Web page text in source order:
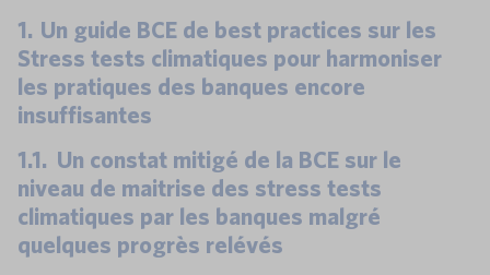
1. Un guide BCE de best practices sur les
Stress tests climatiques pour harmoniser
les pratiques des banques encore
insuffisantes
1.1. Un constat mitigé de la BCE sur le
niveau de maitrise des stress tests
climatiques par les banques malgré
quelques progrès relévés